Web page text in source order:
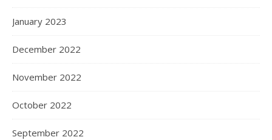
January 2023
December 2022
November 2022
October 2022
September 2022